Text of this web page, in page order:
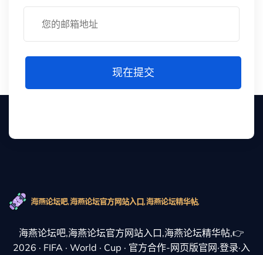
现在提交
海燕论坛吧,海燕论坛官方网站入口,海燕论坛精华帖,👉
2026 · FIFA · World · Cup · 官方合作-网页版官网·登录·入